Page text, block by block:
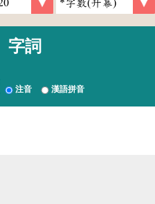
字詞
注音 漢語拼音